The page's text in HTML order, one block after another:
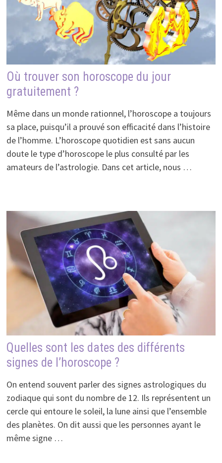
Où trouver son horoscope du jour
gratuitement ?
Même dans un monde rationnel, l’horoscope a toujours
sa place, puisqu’il a prouvé son efficacité dans l’histoire
de l’homme. L’horoscope quotidien est sans aucun
doute le type d’horoscope le plus consulté par les
amateurs de l’astrologie. Dans cet article, nous …
Quelles sont les dates des différents
signes de l’horoscope ?
On entend souvent parler des signes astrologiques du
zodiaque qui sont du nombre de 12. Ils représentent un
cercle qui entoure le soleil, la lune ainsi que l’ensemble
des planètes. On dit aussi que les personnes ayant le
même signe …